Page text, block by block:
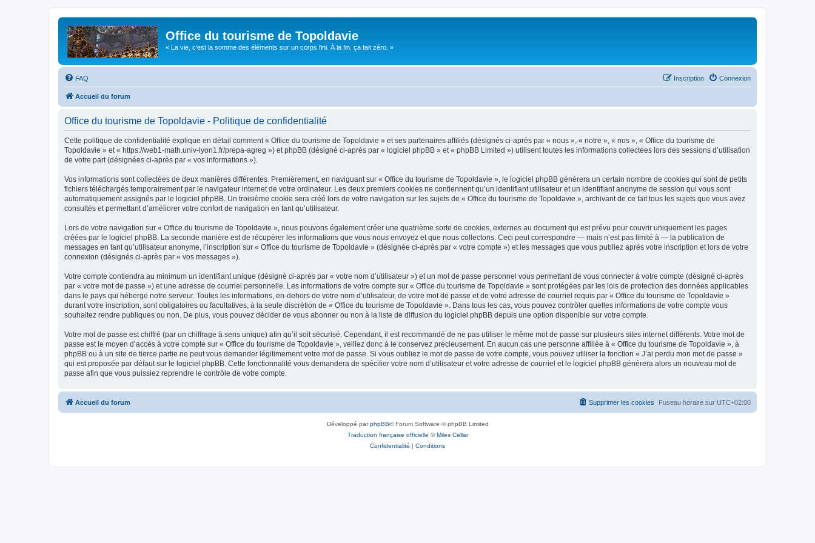
Office du tourisme de Topoldavie
« La vie, c'est la somme des éléments sur un corps fini. À la fin, ça fait zéro. »
FAQ Connexion
Inscription
Accueil du forum
Office du tourisme de Topoldavie - Politique de confidentialité
Cette politique de confidentialité explique en détail comment « Office du tourisme de Topoldavie » et ses partenaires affiliés (désignés ci-après par « nous », « notre », « nos », « Office du tourisme de
Topoldavie » et « https://web1-math.univ-lyon1.fr/prepa-agreg ») et phpBB (désigné ci-après par « logiciel phpBB » et « phpBB Limited ») utilisent toutes les informations collectées lors des sessions d’utilisation
de votre part (désignées ci-après par « vos informations »).
Vos informations sont collectées de deux manières différentes. Premièrement, en naviguant sur « Office du tourisme de Topoldavie », le logiciel phpBB génèrera un certain nombre de cookies qui sont de petits
fichiers téléchargés temporairement par le navigateur internet de votre ordinateur. Les deux premiers cookies ne contiennent qu’un identifiant utilisateur et un identifiant anonyme de session qui vous sont
automatiquement assignés par le logiciel phpBB. Un troisième cookie sera créé lors de votre navigation sur les sujets de « Office du tourisme de Topoldavie », archivant de ce fait tous les sujets que vous avez
consultés et permettant d’améliorer votre confort de navigation en tant qu’utilisateur.
Lors de votre navigation sur « Office du tourisme de Topoldavie », nous pouvons également créer une quatrième sorte de cookies, externes au document qui est prévu pour couvrir uniquement les pages
créées par le logiciel phpBB. La seconde manière est de récupérer les informations que vous nous envoyez et que nous collectons. Ceci peut correspondre — mais n’est pas limité à — la publication de
messages en tant qu’utilisateur anonyme, l’inscription sur « Office du tourisme de Topoldavie » (désignée ci-après par « votre compte ») et les messages que vous publiez après votre inscription et lors de votre
connexion (désignés ci-après par « vos messages »).
Votre compte contiendra au minimum un identifiant unique (désigné ci-après par « votre nom d’utilisateur ») et un mot de passe personnel vous permettant de vous connecter à votre compte (désigné ci-après
par « votre mot de passe ») et une adresse de courriel personnelle. Les informations de votre compte sur « Office du tourisme de Topoldavie » sont protégées par les lois de protection des données applicables
dans le pays qui héberge notre serveur. Toutes les informations, en-dehors de votre nom d’utilisateur, de votre mot de passe et de votre adresse de courriel requis par « Office du tourisme de Topoldavie »
durant votre inscription, sont obligatoires ou facultatives, à la seule discrétion de « Office du tourisme de Topoldavie ». Dans tous les cas, vous pouvez contrôler quelles informations de votre compte vous
souhaitez rendre publiques ou non. De plus, vous pouvez décider de vous abonner ou non à la liste de diffusion du logiciel phpBB depuis une option disponible sur votre compte.
Votre mot de passe est chiffré (par un chiffrage à sens unique) afin qu’il soit sécurisé. Cependant, il est recommandé de ne pas utiliser le même mot de passe sur plusieurs sites internet différents. Votre mot de
passe est le moyen d’accès à votre compte sur « Office du tourisme de Topoldavie », veillez donc à le conservez précieusement. En aucun cas une personne affiliée à « Office du tourisme de Topoldavie », à
phpBB ou à un site de tierce partie ne peut vous demander légitimement votre mot de passe. Si vous oubliez le mot de passe de votre compte, vous pouvez utiliser la fonction « J’ai perdu mon mot de passe »
qui est proposée par défaut sur le logiciel phpBB. Cette fonctionnalité vous demandera de spécifier votre nom d’utilisateur et votre adresse de courriel et le logiciel phpBB générera alors un nouveau mot de
passe afin que vous puissiez reprendre le contrôle de votre compte.
Accueil du forum Fuseau horaire sur UTC+02:00
Supprimer les cookies
Développé parphpBB® Forum Software © phpBB Limited
Traduction française officielle ©Miles Cellar
Confidentialité | Conditions